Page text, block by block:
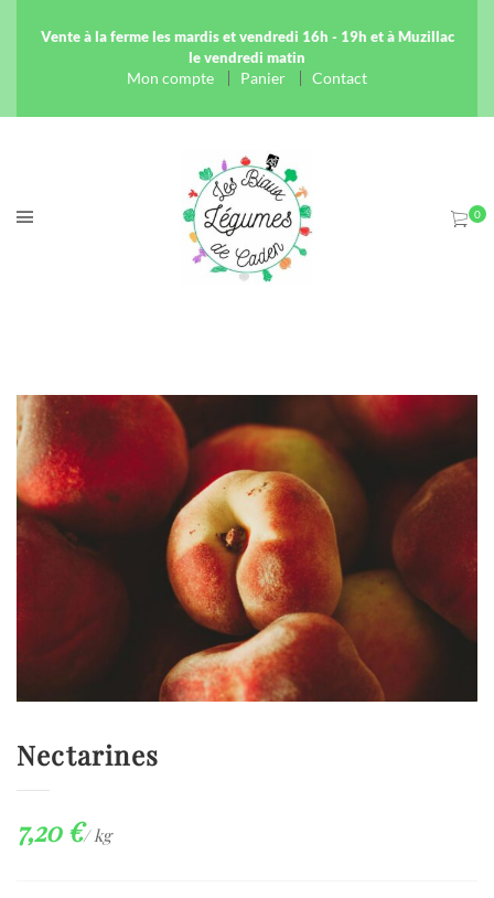
Vente à la ferme les mardis et vendredi 16h - 19h et à Muzillac
le vendredi matin
Mon compte Panier Contact
Nectarines
7,20€/ kg